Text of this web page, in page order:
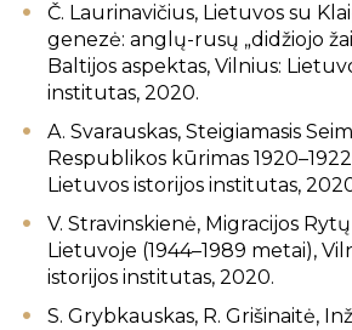
Č. Laurinavičius, Lietuvos su
genezė: anglų-rusų „didžiojo
Baltijos aspektas, Vilnius:
institutas, 2020.
A. Svarauskas, Steigiamasis
Respublikos kūrimas
Lietuvos istorijos institutas,
V. Stravinskienė, Migracijos
Lietuvoje (1944–1989 metai),
istorijos institutas, 2020.
S. Grybkauskas, R. Grišinaitė,